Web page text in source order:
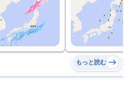
もっと読む